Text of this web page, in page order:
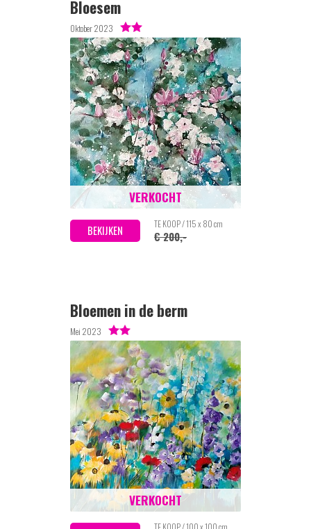
Bloesem
Oktober 2023
BEKIJKEN TE KOOP / 115 x 80 cm
€ 200,-
VERKOCHT
Bloemen in de berm
Mei 2023
VERKOCHT